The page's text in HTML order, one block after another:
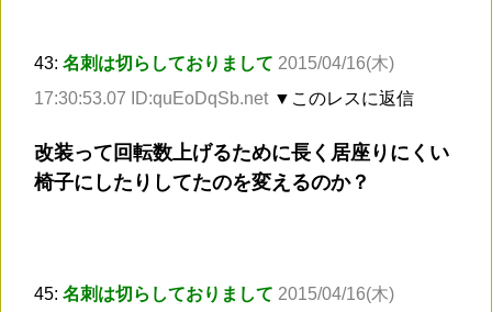
43: 名刺は切らしておりまして 2015/04/16(木)
17:30:53.07 ID:quEoDqSb.net ▼このレスに返信
改装って回転数上げるために長く居座りにくい
椅子にしたりしてたのを変えるのか？
45: 名刺は切らしておりまして 2015/04/16(木)